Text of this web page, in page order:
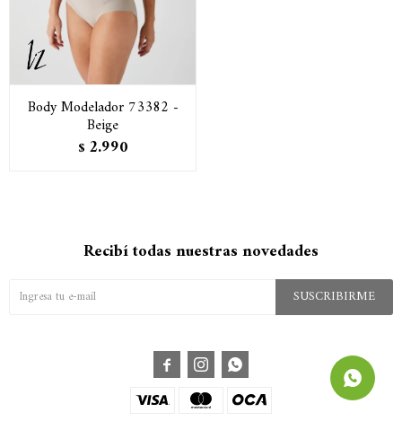
Body Modelador 73382 -
Beige
$ 2.990
Recibí todas nuestras novedades
SUSCRIBIRME
  